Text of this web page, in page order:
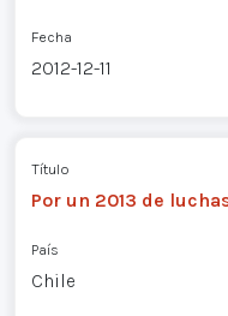
Fecha
2012-12-11
Título
Por un 2013 de
País
Chile